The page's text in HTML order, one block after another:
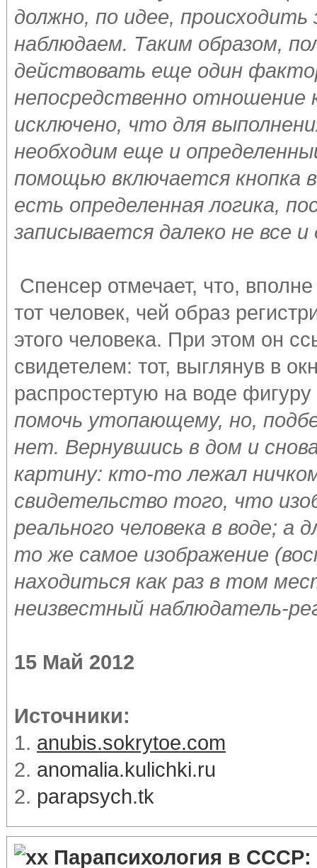
должно, по идее,
наблюдаем. Таким образом,
действовать еще один
непосредственно отношение
исключено, что для
необходим еще и
помощью включается кнопка
есть определенная логика,
записывается далеко не все
Спенсер отмечает, что,
тот человек, чей образ
этого человека. При этом он
свидетелем: тот, выглянув в
распростертую на воде
помочь утопающему, но,
нет. Вернувшись в дом и
картину: кто-то лежал
свидетельство того, что
реального человека в воде;
то же самое изображение
находиться как раз в том
неизвестный наблюдатель-
15 Май 2012
Источники:
1. anubis.sokrytoe.com
2. anomalia.kulichki.ru
2. parapsych.tk
Парапсихология в СССР: